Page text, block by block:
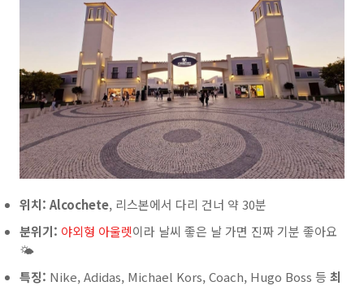
위치: Alcochete, 리스본에서 다리 건너 약 30분
분위기: 야외형 아울렛이라 날씨 좋은 날 가면 진짜 기분 좋아요
🌤️
특징: Nike, Adidas, Michael Kors, Coach, Hugo Boss 등 최